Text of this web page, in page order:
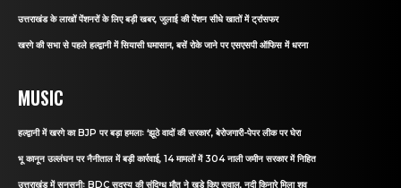
उत्तराखंड के लाखों पेंशनरों के लिए बड़ी खबर, जुलाई की पेंशन सीधे खातों में ट्रांसफर
खरगे की सभा से पहले हल्द्वानी में सियासी घमासान, बसें रोके जाने पर एसएसपी ऑफिस में धरना
MUSIC
हल्द्वानी में खरगे का BJP पर बड़ा हमलाः ‘झूठे वादों की सरकार’, बेरोजगारी-पेपर लीक पर घेरा
भू कानून उल्लंघन पर नैनीताल में बड़ी कार्रवाई, 14 मामलों में 304 नाली जमीन सरकार में निहित
उत्तराखंड में सनसनीः BDC सदस्य की संदिग्ध मौत ने खड़े किए सवाल, नदी किनारे मिला शव